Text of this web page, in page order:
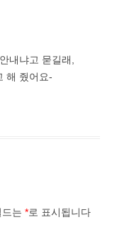
내냐고 묻길래,
해 줬어요-
는 *로 표시됩니다